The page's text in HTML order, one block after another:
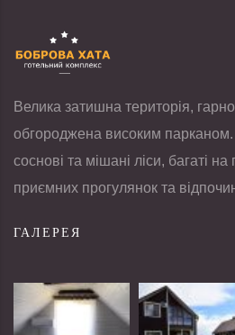
Велика затишна територія,
обгороджена високим парканом.
соснові та мішані ліси, багаті
приємних прогулянок та
ГАЛЕРЕЯ